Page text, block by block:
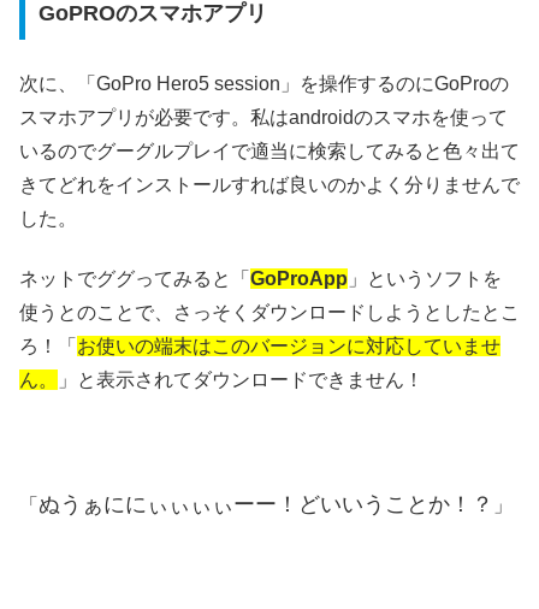
GoPROのスマホアプリ
次に、「GoPro Hero5 session」を操作するのにGoProの
スマホアプリが必要です。私はandroidのスマホを使って
いるのでグーグルプレイで適当に検索してみると色々出て
きてどれをインストールすれば良いのかよく分りませんで
した。
ネットでググってみると「 GoProApp 」というソフトを
使うとのことで、さっそくダウンロードしようとしたとこ
ろ！「 お使いの端末はこのバージョンに対応していませ
ん。
」と表示されてダウンロードできません！
「 ぬうぁににぃぃぃぃーー！どいいうことか！？ 」